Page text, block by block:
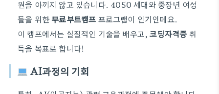
원을 아끼지 않고 있습니다. 4050 세대와 중장년 여성
들을 위한무료부트캠프 프로그램이 인기인데요.
이 캠프에서는 실질적인 기술을 배우고,코딩자격증 취
득을 목표로 합니다!
AI과정의 기회